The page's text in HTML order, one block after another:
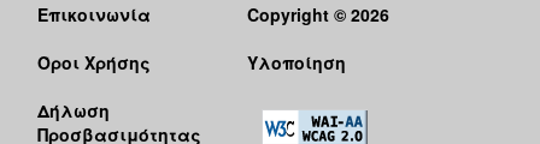
Επικοινωνία
Όροι Χρήσης
Δήλωση
Προσβασιμότητας
Copyright © 2026
Υλοποίηση